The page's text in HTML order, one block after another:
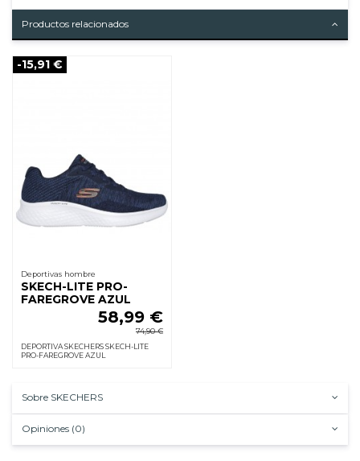
Productos relacionados
-15,91 €
Deportivas hombre
SKECH-LITE PRO-
FAREGROVE AZUL
58,99 €
74,90 €
DEPORTIVA SKECHERS SKECH-LITE
PRO-FAREGROVE AZUL
Sobre SKECHERS
Opiniones (0)